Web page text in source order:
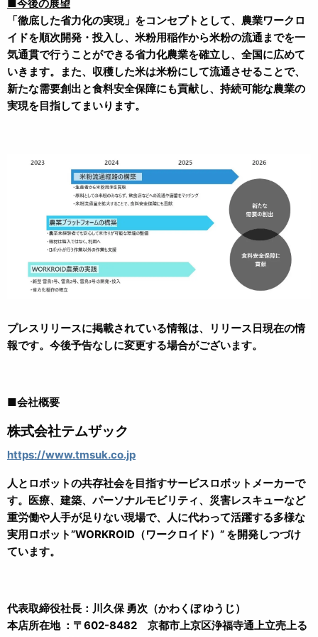
■今後の展望
「徹底した省力化の実現」をコンセプトとして、農業ワークロ
イドを順次開発・投入し、米粉用稲作から米粉の流通までを一
気通貫で行うことができる省力化農業を確立し、全国に広めて
いきます。また、収穫した米は米粉にして流通させることで、
新たな需要創出と食料安全保障にも貢献し、持続可能な農業の
実現を目指してまいります。
プレスリリースに掲載されている情報は、リリース日現在の情
報です。今後予告なしに変更する場合がございます。
■会社概要
株式会社テムザック
https://www.tmsuk.co.jp
人とロボットの共存社会を目指すサービスロボットメーカーで
す。医療、建築、パーソナルモビリティ、災害レスキューなど
重労働や人手が足りない現場で、人に代わって活躍する多様な
実用ロボット”WORKROID（ワークロイド）” を開発しつづけ
ています。
代表取締役社長：川久保 勇次（かわくぼ ゆうじ）
本店所在地 ：〒602-8482 京都市上京区浄福寺通上立売上る